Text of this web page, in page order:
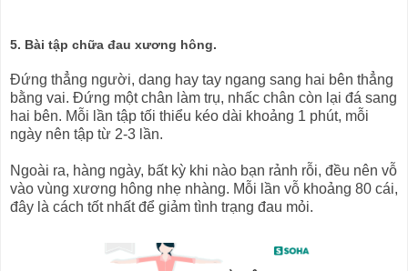
5. Bài tập chữa đau xương hông.
Đứng thẳng người, dang hay tay ngang sang hai bên thẳng
bằng vai. Đứng một chân làm trụ, nhấc chân còn lại đá sang
hai bên. Mỗi lần tập tối thiểu kéo dài khoảng 1 phút, mỗi
ngày nên tập từ 2-3 lần.
Ngoài ra, hàng ngày, bất kỳ khi nào bạn rảnh rỗi, đều nên vỗ
vào vùng xương hông nhẹ nhàng. Mỗi lần vỗ khoảng 80 cái,
đây là cách tốt nhất để giảm tình trạng đau mỏi.